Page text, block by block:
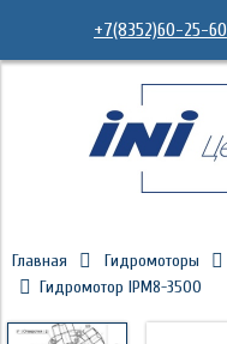
+7(8352)60-25-60
Главная Гидромоторы
Гидромотор IPM8-3500